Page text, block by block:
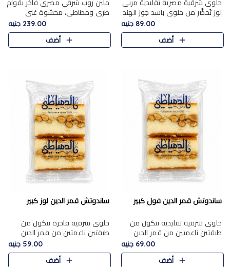
حلوى شرقية مصرية تقليدية مربي
لوز تُحضَّر من حلوى باسد جوز الهند
بقوام طري ومذاق غني، وتُزين
وتغطاه بقطع اللوز الفاخر التي
تضيف لمسة مميزة م..
89.00 جنيه
أضف
ملبن روب شرقي مصري فاخر بقوام
طري ومطاطي، محشوة غني
بسخاء بقطع عين الجمل واللوز
الفاخر التي تضيف قرمشة مميزة
ومرضية ونكهة ناتي غنية في كل
239.00 جنيه
أضف
ساندوتش قمر الدين فول كبير
حلوى شرقية تقليدية تتكون من
طبقتين ناعمتين من قمر الدين
الفاخر، تتوسطهما حشوة غنية من
الفول السوداني المحمص، لتجمع
بين حلاوة المشمش الطبيعية..
69.00 جنيه
أضف
ساندوتش قمر الدين لوز كبير
حلوى شرقية فاخرة تتكون من
طبقتين ناعمتين من قمر الدين
الفاخر، تتوسطهما حشوة غنية من
اللوز المحمص لتمنح مزيجًا متوازنًا
من النعومة والقرمشة. ..
59.00 جنيه
أضف